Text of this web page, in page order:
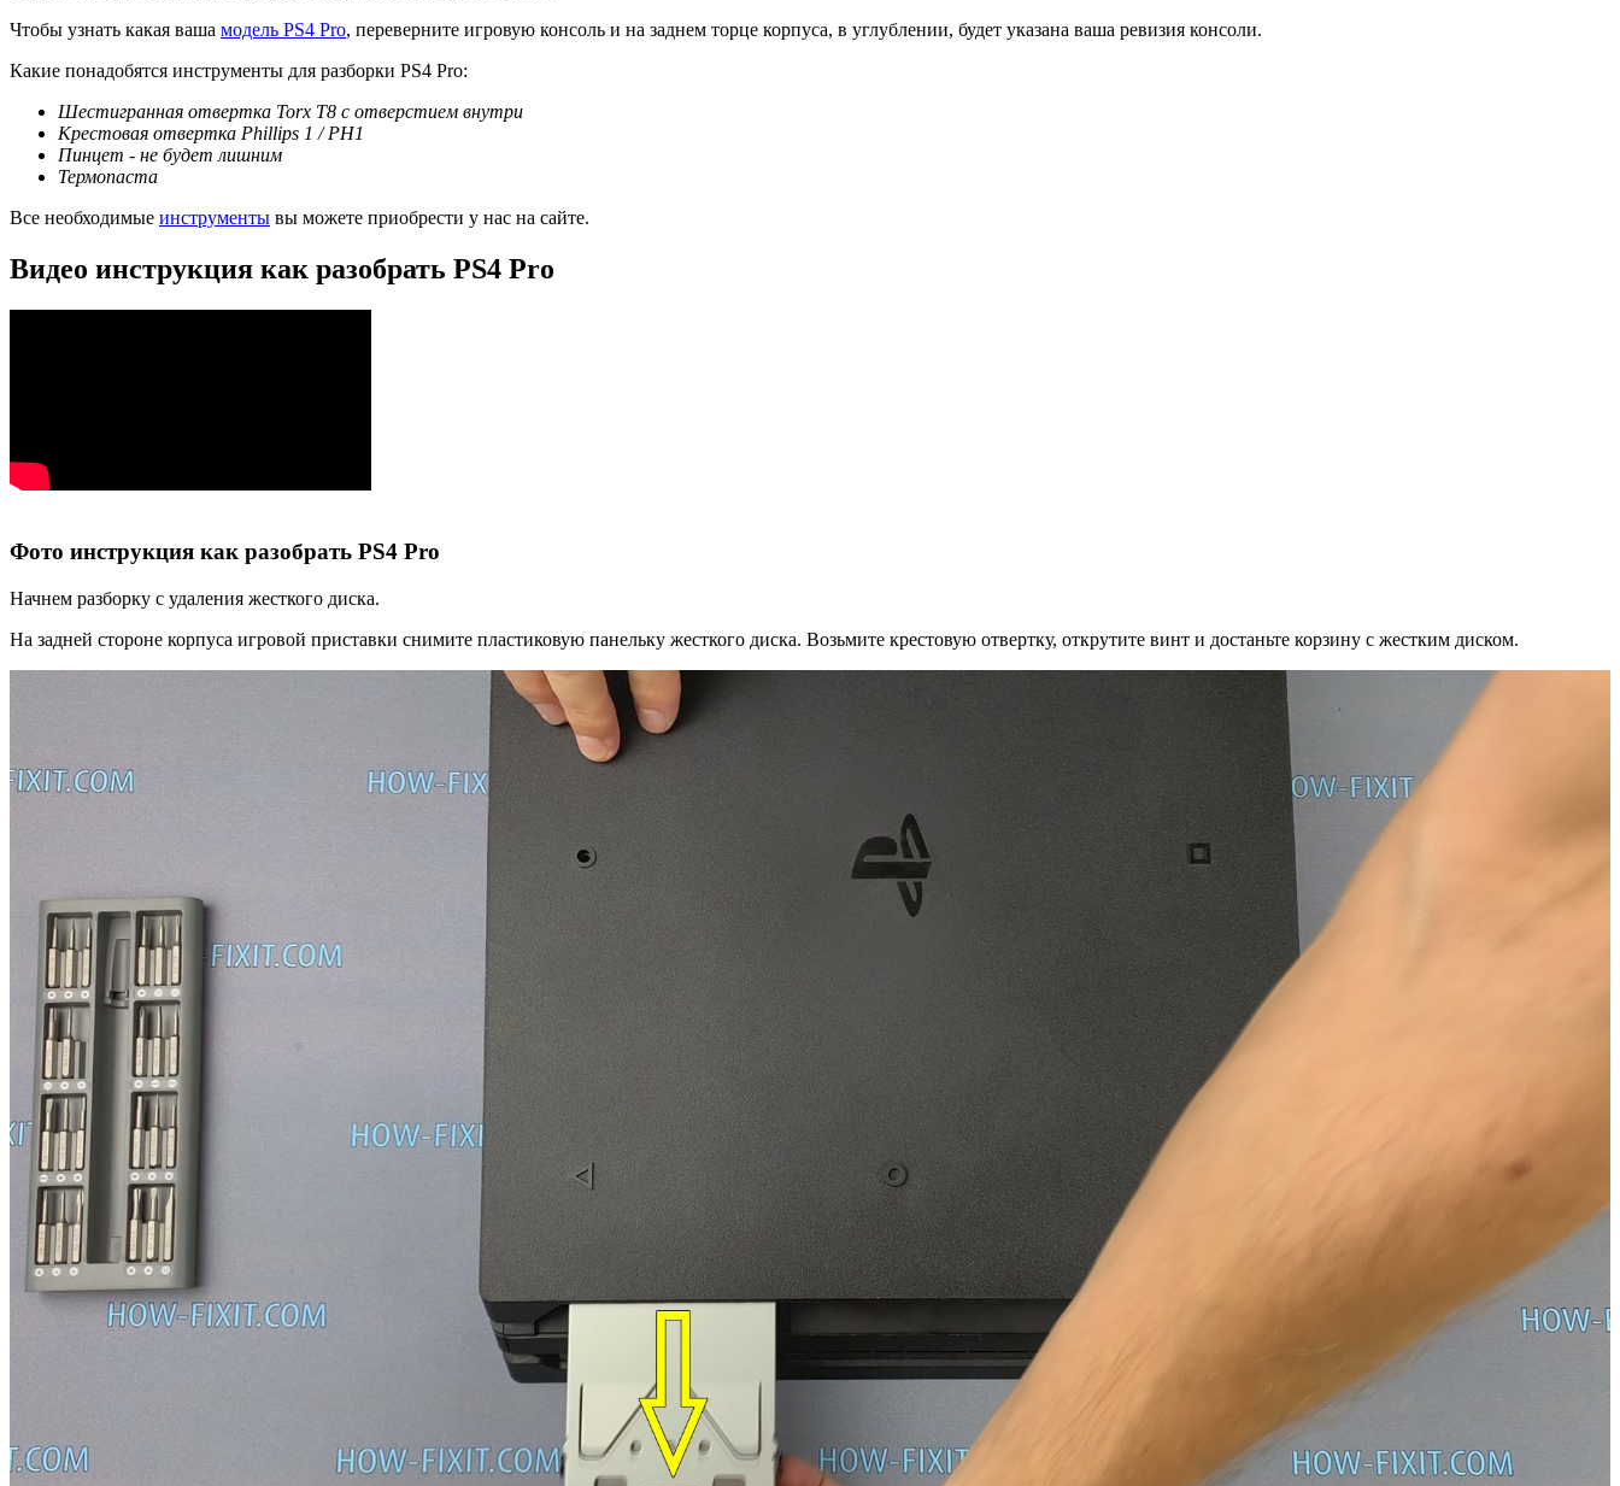
Чтобы узнать какая ваша модель PS4 Pro, переверните игровую консоль и на заднем торце корпуса, в углублении, будет указана ваша ревизия консоли.
Какие понадобятся инструменты для разборки PS4 Pro:
Шестигранная отвертка Torx T8 с отверстием внутри
Крестовая отвертка Phillips 1 / PH1
Пинцет - не будет лишним
Термопаста
Все необходимые инструменты вы можете приобрести у нас на сайте.
Видео инструкция как разобрать PS4 Pro
Фото инструкция как разобрать PS4 Pro
Начнем разборку с удаления жесткого диска.
На задней стороне корпуса игровой приставки снимите пластиковую панельку жесткого диска. Возьмите крестовую отвертку, открутите винт и достаньте корзину с жестким диском.